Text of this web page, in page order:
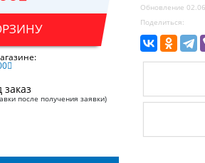
заказ
после получения заявки)
Обновление
Поделиться: